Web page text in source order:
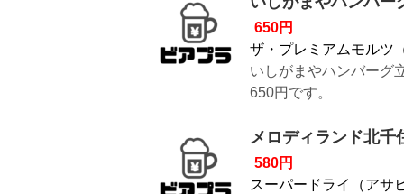
650円
ザ・プレミアムモルツ
いしがまやハンバーグ
650円です。
メロディランド北千
580円
スーパードライ（アサ